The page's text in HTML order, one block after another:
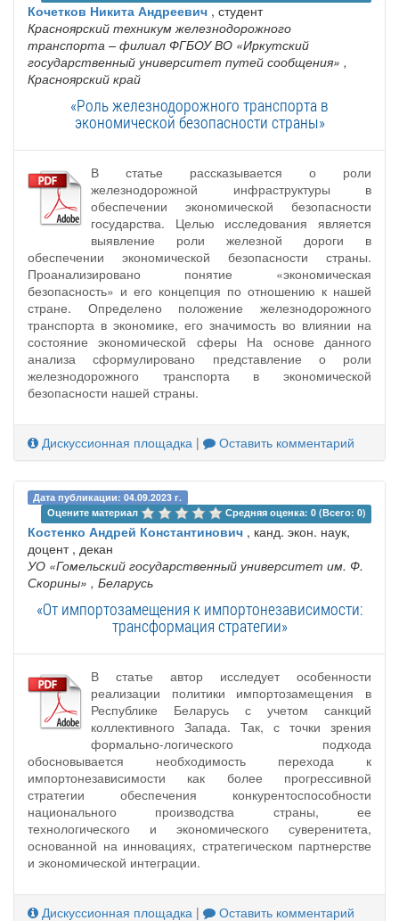
Кочетков Никита Андреевич , студент
Красноярский техникум железнодорожного
транспорта – филиал ФГБОУ ВО «Иркутский
государственный университет путей сообщения» ,
Красноярский край
«Роль железнодорожного транспорта в
экономической безопасности страны»
В статье рассказывается о роли
железнодорожной инфраструктуры в
обеспечении экономической безопасности
государства. Целью исследования является
выявление роли железной дороги в
обеспечении экономической безопасности страны.
Проанализировано понятие «экономическая
безопасность» и его концепция по отношению к нашей
стране. Определено положение железнодорожного
транспорта в экономике, его значимость во влиянии на
состояние экономической сферы На основе данного
анализа сформулировано представление о роли
железнодорожного транспорта в экономической
безопасности нашей страны.
Дискуссионная площадка | Оставить комментарий
Дата публикации: 04.09.2023 г.
Оцените материал
Средняя оценка: 0 (Всего: 0)
Костенко Андрей Константинович , канд. экон. наук,
доцент , декан
УО «Гомельский государственный университет им. Ф.
Скорины» , Беларусь
«От импортозамещения к импортонезависимости:
трансформация стратегии»
В статье автор исследует особенности
реализации политики импортозамещения в
Республике Беларусь с учетом санкций
коллективного Запада. Так, с точки зрения
формально-логического подхода
обосновывается необходимость перехода к
импортонезависимости как более прогрессивной
стратегии обеспечения конкурентоспособности
национального производства страны, ее
технологического и экономического суверенитета,
основанной на инновациях, стратегическом партнерстве
и экономической интеграции.
Дискуссионная площадка | Оставить комментарий